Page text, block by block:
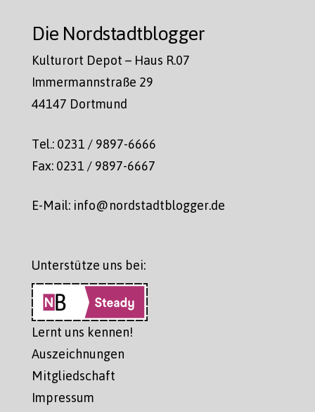
Die Nordstadtblogger
Kulturort Depot – Haus R.07
Immermannstraße 29
44147 Dortmund
Tel.: 0231 / 9897-6666
Fax: 0231 / 9897-6667
E-Mail: info@nordstadtblogger.de
Unterstütze uns bei:
Lernt uns kennen!
Auszeichnungen
Mitgliedschaft
Impressum